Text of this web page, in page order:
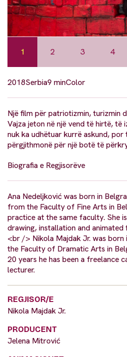
1 2 3 4
2018Serbia9 minColor
Një film për patriotizmin, turizmin
Vajza jeton në një vend të hirtë,
nuk ka udhëtuar kurrë askund, por
përgjithmonë për një botë të
Biografia e Regjisorëve
Ana Nedeljković was born in
from the Faculty of Fine Arts in
practice at the same faculty. She
drawing, installation and
<br /> Nikola Majdak Jr. was born
the Faculty of Dramatic Arts in
20 years he has been a freelance
lecturer.
REGJISOR/E
Nikola Majdak Jr.
PRODUCENT
Jelena Mitrović